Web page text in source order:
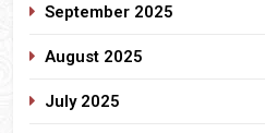
September 2025
August 2025
July 2025